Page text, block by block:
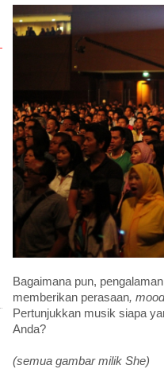
Bagaimana pun,
memberikan perasaan, mood
Pertunjukkan musik siapa
Anda?
(semua gambar milik She)